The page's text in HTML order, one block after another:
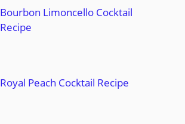
Bourbon Limoncello Cocktail
Recipe
Royal Peach Cocktail Recipe